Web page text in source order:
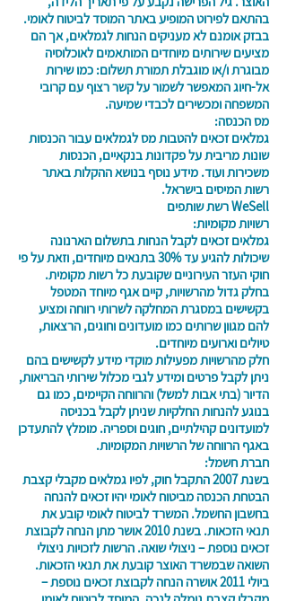
בהתאם לפירוט המופיע באתר המוסד לביטוח לאומי.
בבזק אומנם לא מעניקים הנחות לגמלאים, אך הם
מציעים שירותים מיוחדים המותאמים לאוכלוסיה
מבוגרת ו/או מוגבלת תמורת תשלום: כמו שירות
אל-חיוג המאפשר לשמור על קשר רצוף עם קרובי
המשפחה ומכשירים לכבדי שמיעה.
מס הכנסה:
גמלאים זכאים להטבות מס לגמלאים עבור הכנסות
שונות מריבית על פקדונות בנקאיים, הכנסות
משכירות ועוד. מידע נוסף בנושא ההקלות באתר
רשות המיסים בישראל.
WeSell רשת שותפים
רשויות מקומיות:
גמלאים זכאים לקבל הנחות בתשלום הארנונה
שיכולות להגיע עד 30% בתנאים מיוחדים, וזאת על פי
חוקי העזר העירוניים שקובעת כל רשות מקומית.
בחלק גדול מהרשויות, קיים אגף מיוחד המטפל
בקשישים במסגרת המחלקה לשרותי רווחה ומציע
להם מגוון שרותים כמו מועדונים וחוגים, הרצאות,
טיולים וארועים מיוחדים.
חלק מהרשויות מפעילות מוקדי מידע לקשישים בהם
ניתן לקבל פרטים ומידע לגבי מכלול שירותי הבריאות,
הדיור (בתי אבות למשל) והרווחה הקיימים, כמו גם
בנוגע להנחות החלקיות שניתן לקבל בכניסה
למועדונים קהילתיים, חוגים וספריה. מומלץ להתעדכן
באגף הרווחה של הרשויות המקומיות.
חברת חשמל:
בשנת 2007 התקבל חוק, לפיו גמלאים מקבלי קצבת
הבטחת הכנסה מביטוח לאומי יהיו זכאים להנחה
בחשבון החשמל. המשרד לביטוח לאומי קובע את
תנאי הזכאות. בשנת 2010 אושר מתן הנחה לקבוצת
זכאים נוספת – ניצולי שואה. הרשות לזכויות ניצולי
השואה שבמשרד האוצר קובעת את תנאי הזכאות.
ביולי 2011 אושרה הנחה לקבוצת זכאים נוספת –